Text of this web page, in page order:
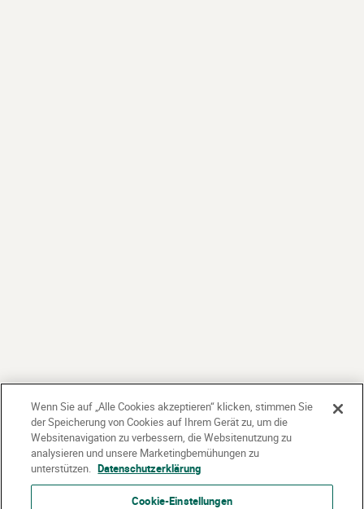
Wenn Sie auf „Alle Cookies akzeptieren“ klicken, stimmen Sie
der Speicherung von Cookies auf Ihrem Gerät zu, um die
Websitenavigation zu verbessern, die Websitenutzung zu
analysieren und unsere Marketingbemühungen zu
unterstützen. Datenschutzerklärung
Cookie-Einstellungen